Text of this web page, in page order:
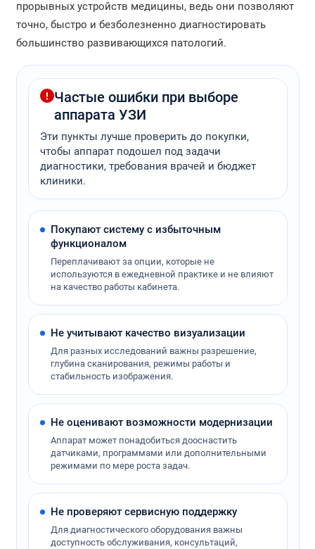
прорывных устройств медицины, ведь они позволяют
точно, быстро и безболезненно диагностировать
большинство развивающихся патологий.
Частые ошибки при выборе
аппарата УЗИ
Эти пункты лучше проверить до покупки,
чтобы аппарат подошел под задачи
диагностики, требования врачей и бюджет
клиники.
Покупают систему с избыточным
функционалом
Переплачивают за опции, которые не
используются в ежедневной практике и не влияют
на качество работы кабинета.
Не учитывают качество визуализации
Для разных исследований важны разрешение,
глубина сканирования, режимы работы и
стабильность изображения.
Не оценивают возможности модернизации
Аппарат может понадобиться дооснастить
датчиками, программами или дополнительными
режимами по мере роста задач.
Не проверяют сервисную поддержку
Для диагностического оборудования важны
доступность обслуживания, консультаций,